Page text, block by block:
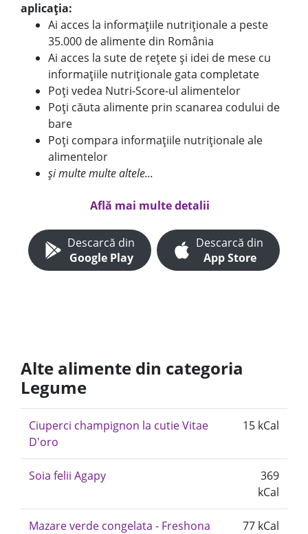
aplicația:
Ai acces la informațiile nutriționale a peste
35.000 de alimente din România
Ai acces la sute de rețete și idei de mese cu
informațiile nutriționale gata completate
Poți vedea Nutri-Score-ul alimentelor
Poți căuta alimente prin scanarea codului de
bare
Poți compara informațiile nutriționale ale
alimentelor
și multe multe altele...
Află mai multe detalii
Descarcă din
Google Play
Descarcă din
App Store
Alte alimente din categoria
Legume
Ciuperci champignon la cutie Vitae
D'oro
15 kCal
Soia felii Agapy
369
kCal
Mazare verde congelata - Freshona
77 kCal